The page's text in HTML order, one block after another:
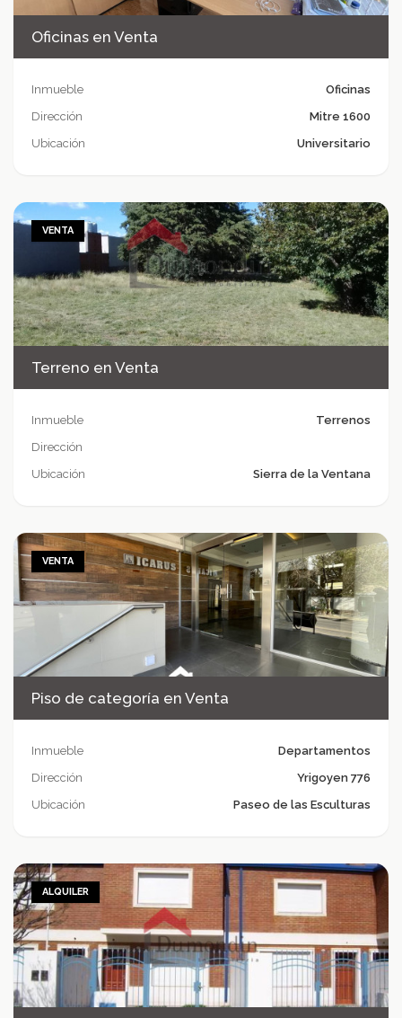
Oficinas en Venta
Inmueble
Oficinas
Dirección
Mitre 1600
Ubicación
Universitario
VENTA
Terreno en Venta
Inmueble
Terrenos
Dirección
Ubicación
Sierra de la Ventana
VENTA
Piso de categoría en Venta
Inmueble
Departamentos
Dirección
Yrigoyen 776
Ubicación
Paseo de las Esculturas
ALQUILER